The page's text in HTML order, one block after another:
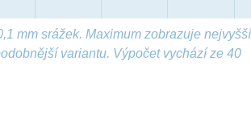
mm srážek. Maximum zobrazuje nejvyšší
variantu. Výpočet vychází ze 40